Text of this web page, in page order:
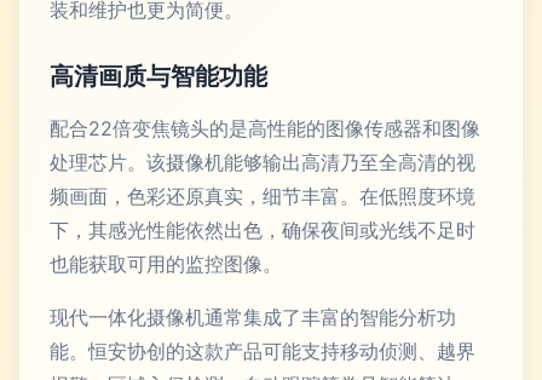
装和维护也更为简便。
高清画质与智能功能
配合22倍变焦镜头的是高性能的图像传感器和图像
处理芯片。该摄像机能够输出高清乃至全高清的视
频画面，色彩还原真实，细节丰富。在低照度环境
下，其感光性能依然出色，确保夜间或光线不足时
也能获取可用的监控图像。
现代一体化摄像机通常集成了丰富的智能分析功
能。恒安协创的这款产品可能支持移动侦测、越界